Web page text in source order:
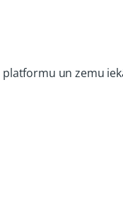
un zemu